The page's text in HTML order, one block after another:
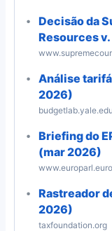
Decisão da
Resources
Análise
2026)
budgetlab.yale.edu
Briefing do
(mar 2026)
Rastreador
2026)
taxfoundation.org